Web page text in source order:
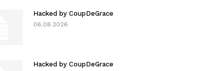
Hacked by CoupDeGrace
06.08.2026
Hacked by CoupDeGrace